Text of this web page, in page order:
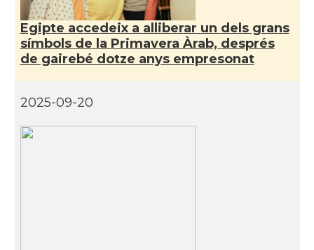
Egipte accedeix a alliberar un dels grans
símbols de la Primavera Àrab, després
de gairebé dotze anys empresonat
2025-09-20